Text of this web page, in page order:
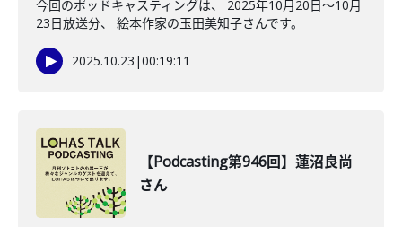
今回のポッドキャスティングは、 2025年10月20日〜10月
23日放送分、 絵本作家の玉田美知子さんです。
2025.10.23 |00:19:11
【Podcasting第946回】蓮沼良尚
さん